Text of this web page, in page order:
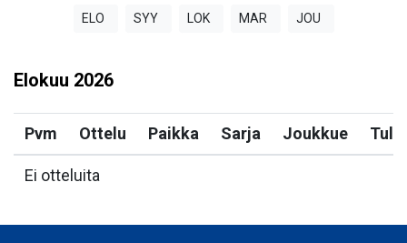
ELO SYY LOK MAR JOU
Elokuu 2026
Pvm Ottelu Paikka Sarja Joukkue
Ei otteluita